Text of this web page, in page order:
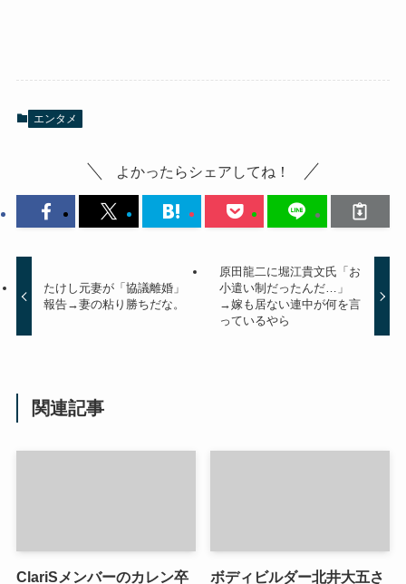
エンタメ
よかったらシェアしてね！
たけし元妻が「協議離婚」
報告→妻の粘り勝ちだな。
原田龍二に堀江貴文氏「お
小遣い制だったんだ…」
→嫁も居ない連中が何を言
っているやら
関連記事
ClariSメンバーのカレン卒
ボディビルダー北井大五さ